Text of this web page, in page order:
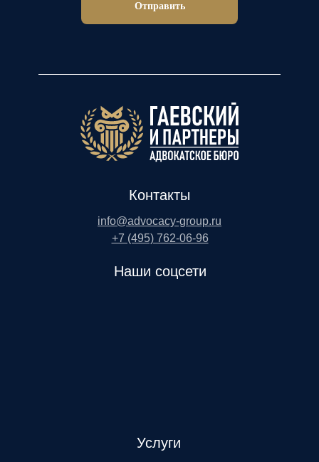
Отправить
Наши соцсети
Услуги
Контакты
info@advocacy-group.ru
+7 (495) 762-06-96